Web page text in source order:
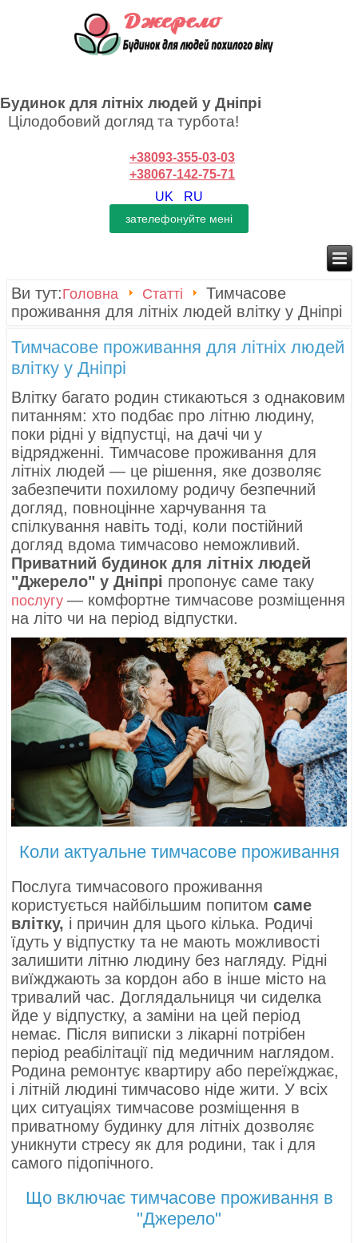
Будинок для літніх людей у Дніпрі
Цілодобовий догляд та турбота!
+38093-355-03-03
+38067-142-75-71
UK
RU
Ви тут:Головна Статті
Тимчасове
проживання для літніх людей влітку у Дніпрі
Тимчасове проживання для літніх людей
влітку у Дніпрі
Влітку багато родин стикаються з однаковим
питанням: хто подбає про літню людину,
поки рідні у відпустці, на дачі чи у
відрядженні. Тимчасове проживання для
літніх людей — це рішення, яке дозволяє
забезпечити похилому родичу безпечний
догляд, повноцінне харчування та
спілкування навіть тоді, коли постійний
догляд вдома тимчасово неможливий.
Приватний будинок для літніх людей
"Джерело" у Дніпрі пропонує саме таку
послугу— комфортне тимчасове розміщення
на літо чи на період відпустки.
Коли актуальне тимчасове проживання
Послуга тимчасового проживання
користується найбільшим попитом саме
влітку, і причин для цього кілька. Родичі
їдуть у відпустку та не мають можливості
залишити літню людину без нагляду. Рідні
виїжджають за кордон або в інше місто на
тривалий час. Доглядальниця чи сиделка
йде у відпустку, а заміни на цей період
немає. Після виписки з лікарні потрібен
період реабілітації під медичним наглядом.
Родина ремонтує квартиру або переїжджає,
і літній людині тимчасово ніде жити. У всіх
цих ситуаціях тимчасове розміщення в
приватному будинку для літніх дозволяє
уникнути стресу як для родини, так і для
самого підопічного.
Що включає тимчасове проживання в
"Джерело"